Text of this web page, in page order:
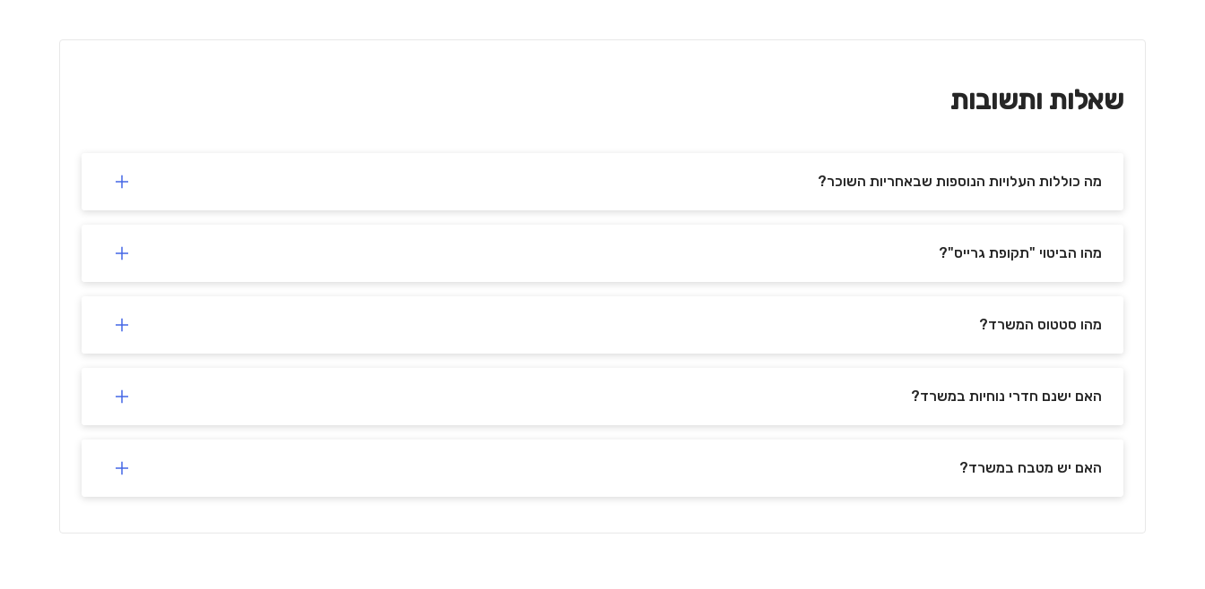
שאלות ותשובות
מה כוללות העלויות הנוספות שבאחריות השוכר?
מהו הביטוי "תקופת גרייס"?
מהו סטטוס המשרד?
האם ישנם חדרי נוחיות במשרד?
האם יש מטבח במשרד?